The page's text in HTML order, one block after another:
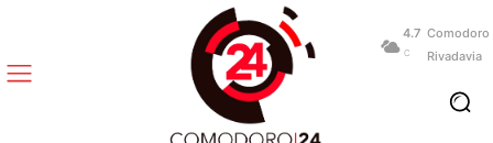
4.7
C
Comodoro
Rivadavia